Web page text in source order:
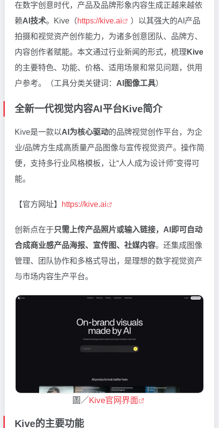
在数字创意时代，产品及品牌形象内容生成正越来越依
赖AI技术。Kive（https://kive.ai
）以其强大的AI产品
拍摄和视觉资产创作能力，为诸多创意团队、品牌方、
内容创作者赋能。本文通过行业新闻的形式，梳理 Kive
的主要特色、功能、价格、适用场景和常见问题，供用
户参考。（工具分类关键词： AI图像工具）
全新一代视觉内容AI平台Kive简介
Kive是一款以AI为核心驱动的品牌视觉创作平台，为企
业/品牌方生成高质量产品图像与宣传视觉资产。操作简
便，支持多行业风格模板，让“人人成为设计师”变得可
能。
【官方网址】 https://kive.ai
创新点在于只需上传产品照片或输入链接，AI即可自动
合成商业感产品海报、宣传图、社媒内容。还集成图像
管理、团队协作和多格式导出，是理想的数字视觉资产
与市场内容生产平台。
圖／Kive官网界面
Kive的主要功能